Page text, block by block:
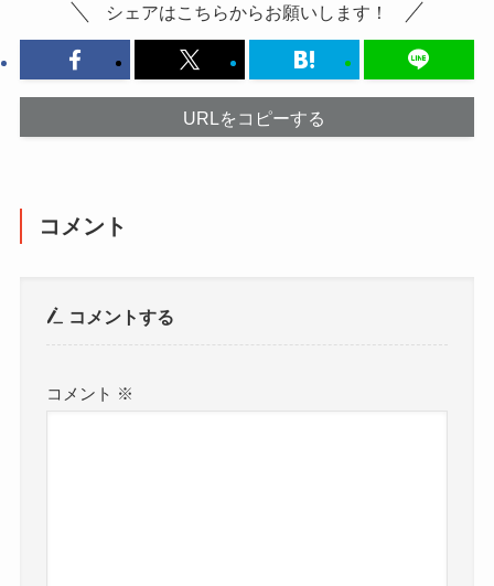
シェアはこちらからお願いします！
URLをコピーする
コメント
コメントする
コメント ※